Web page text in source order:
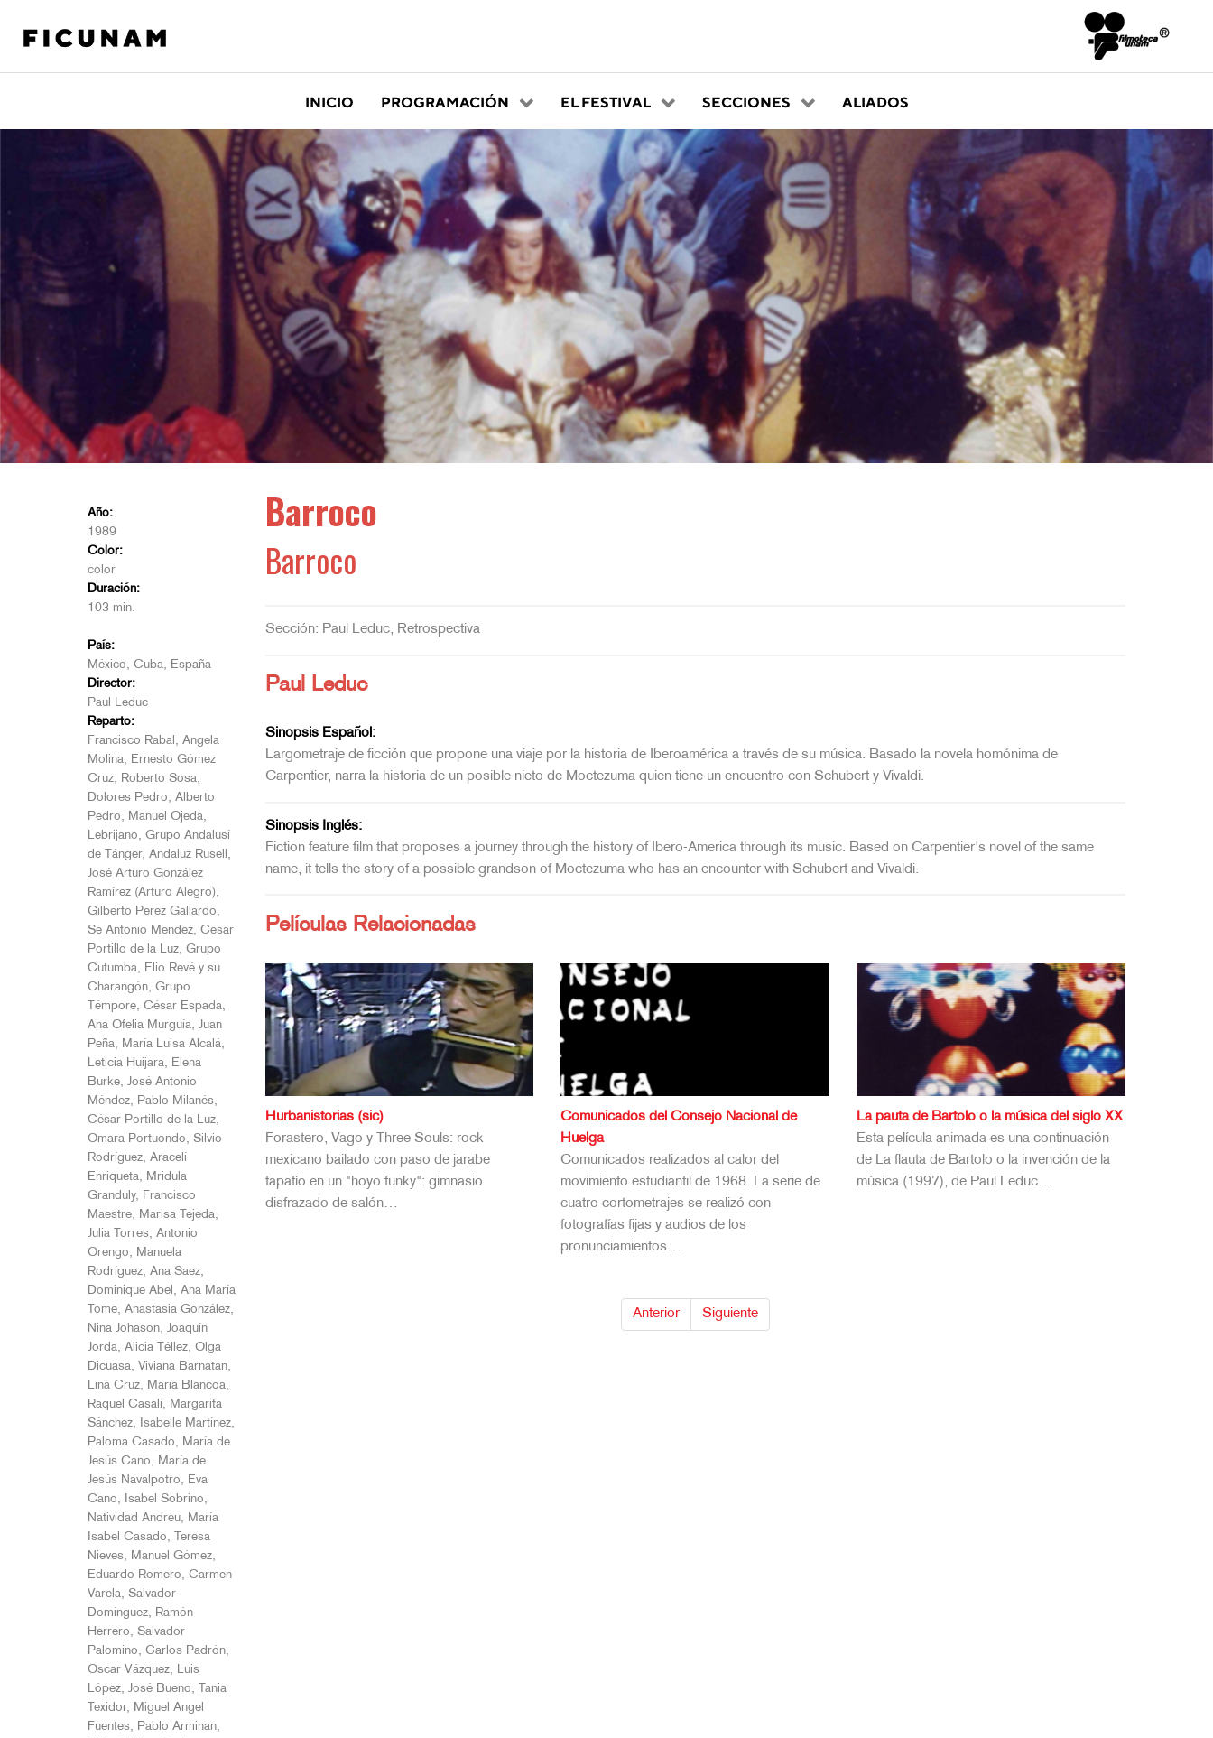
INICIO PROGRAMACIÓN EL FESTIVAL SECCIONES ALIADOS
Año:
1989
Color:
color
Duración:
103 min.
País:
México, Cuba, España
Director:
Paul Leduc
Reparto:
Francisco Rabal, Angela
Molina, Ernesto Gómez
Cruz, Roberto Sosa,
Dolores Pedro, Alberto
Pedro, Manuel Ojeda,
Lebrijano, Grupo Andalusí
de Tánger, Andaluz Rusell,
José Arturo González
Ramírez (Arturo Alegro),
Gilberto Pérez Gallardo,
Sé Antonio Méndez, César
Portillo de la Luz, Grupo
Cutumba, Elio Revé y su
Charangón, Grupo
Témpore, César Espada,
Ana Ofelia Murguía, Juan
Peña, María Luisa Alcalá,
Leticia Huijara, Elena
Burke, José Antonio
Méndez, Pablo Milanés,
César Portillo de la Luz,
Omara Portuondo, Silvio
Rodríguez, Aracelí
Enriqueta, Mridula
Granduly, Francisco
Maestre, Marisa Tejeda,
Julia Torres, Antonio
Orengo, Manuela
Rodríguez, Ana Saez,
Dominique Abel, Ana María
Tome, Anastasia González,
Nina Johason, Joaquín
Jorda, Alicia Téllez, Olga
Dicuasa, Viviana Barnatan,
Lina Cruz, María Blancoa,
Raquel Casali, Margarita
Sánchez, Isabelle Martínez,
Paloma Casado, María de
Jesús Cano, María de
Jesús Navalpotro, Eva
Cano, Isabel Sobrino,
Natividad Andreu, María
Isabel Casado, Teresa
Nieves, Manuel Gómez,
Eduardo Romero, Carmen
Varela, Salvador
Domínguez, Ramón
Herrero, Salvador
Palomino, Carlos Padrón,
Oscar Vázquez, Luis
López, José Bueno, Tania
Texidor, Miguel Angel
Fuentes, Pablo Arminan,
Barroco
Barroco
Sección: Paul Leduc, Retrospectiva
Paul Leduc
Sinopsis Español:
Largometraje de ficción que propone una viaje por la historia de Iberoamérica a través de su música. Basado la novela homónima de
Carpentier, narra la historia de un posible nieto de Moctezuma quien tiene un encuentro con Schubert y Vivaldi.
Sinopsis Inglés:
Fiction feature film that proposes a journey through the history of Ibero-America through its music. Based on Carpentier's novel of the same
name, it tells the story of a possible grandson of Moctezuma who has an encounter with Schubert and Vivaldi.
Películas Relacionadas